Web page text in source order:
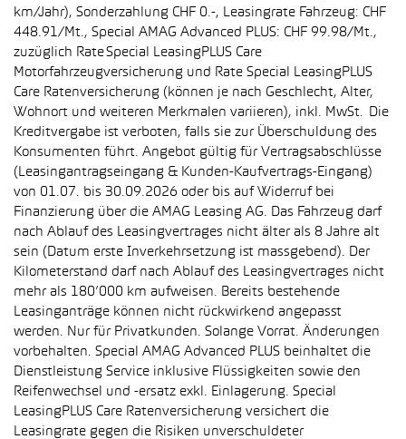
km/Jahr), Sonderzahlung CHF 0.-, Leasingrate Fahrzeug: CHF
448.91/Mt., Special AMAG Advanced PLUS: CHF 99.98/Mt.,
zuzüglich Rate Special LeasingPLUS Care
Motorfahrzeugversicherung und Rate Special LeasingPLUS
Care Ratenversicherung (können je nach Geschlecht, Alter,
Wohnort und weiteren Merkmalen variieren), inkl. MwSt. Die
Kreditvergabe ist verboten, falls sie zur Überschuldung des
Konsumenten führt. Angebot gültig für Vertragsabschlüsse
(Leasingantragseingang & Kunden-Kaufvertrags-Eingang)
von 01.07. bis 30.09.2026 oder bis auf Widerruf bei
Finanzierung über die AMAG Leasing AG. Das Fahrzeug darf
nach Ablauf des Leasingvertrages nicht älter als 8 Jahre alt
sein (Datum erste Inverkehrsetzung ist massgebend). Der
Kilometerstand darf nach Ablauf des Leasingvertrages nicht
mehr als 180’000 km aufweisen. Bereits bestehende
Leasinganträge können nicht rückwirkend angepasst
werden. Nur für Privatkunden. Solange Vorrat. Änderungen
vorbehalten. Special AMAG Advanced PLUS beinhaltet die
Dienstleistung Service inklusive Flüssigkeiten sowie den
Reifenwechsel und -ersatz exkl. Einlagerung. Special
LeasingPLUS Care Ratenversicherung versichert die
Leasingrate gegen die Risiken unverschuldeter